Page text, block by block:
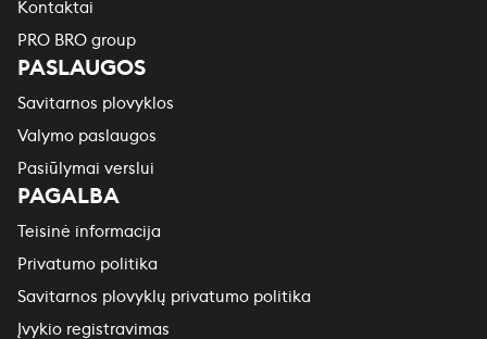
Kontaktai
PRO BRO group
PASLAUGOS
Savitarnos plovyklos
Valymo paslaugos
Pasiūlymai verslui
PAGALBA
Teisinė informacija
Privatumo politika
Savitarnos plovyklų privatumo politika
Įvykio registravimas